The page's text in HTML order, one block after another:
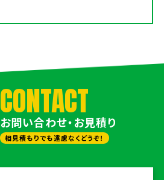
CONTACT
お問い合わせ・お見積り
相見積もりでも遠慮なくどうぞ！